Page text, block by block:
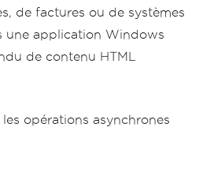
de factures ou de systèmes
une application Windows
de contenu HTML
opérations asynchrones